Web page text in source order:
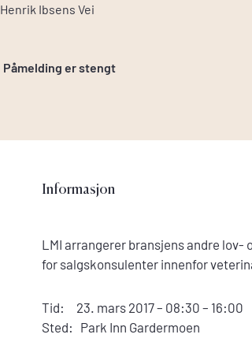
Henrik Ibsens Vei
Påmelding er stengt
Informasjon
LMI arrangerer bransjens andre
for salgskonsulenter innenfor
Tid: 23. mars 2017 – 08:30 – 16:00
Sted: Park Inn Gardermoen